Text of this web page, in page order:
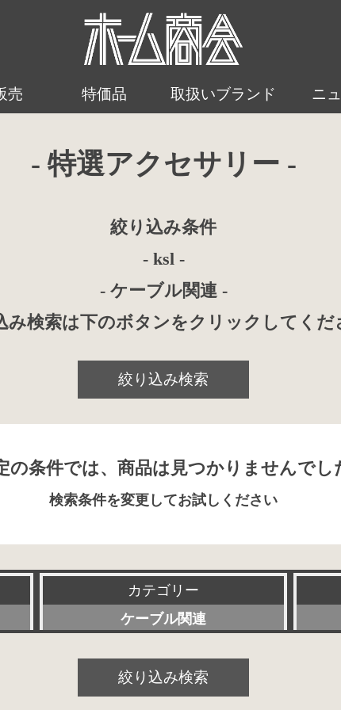
売 特価品 取扱いブランド ニ
- 特選アクセサリー -
絞り込み条件
- ksl -
- ケーブル関連 -
み検索は下のボタンをクリックしてくだ
絞り込み検索
の条件では、商品は見つかりませんでし
検索条件を変更してお試しください
カテゴリー
ケーブル関連
プリアンプ
絞り込み検索